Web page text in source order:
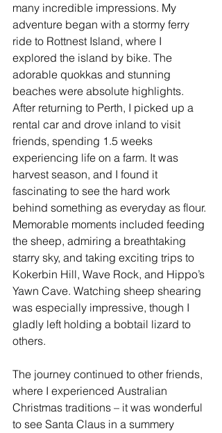
many incredible impressions. My
adventure began with a stormy ferry
ride to Rottnest Island, where I
explored the island by bike. The
adorable quokkas and stunning
beaches were absolute highlights.
After returning to Perth, I picked up a
rental car and drove inland to visit
friends, spending 1.5 weeks
experiencing life on a farm. It was
harvest season, and I found it
fascinating to see the hard work
behind something as everyday as flour.
Memorable moments included feeding
the sheep, admiring a breathtaking
starry sky, and taking exciting trips to
Kokerbin Hill, Wave Rock, and Hippo’s
Yawn Cave. Watching sheep shearing
was especially impressive, though I
gladly left holding a bobtail lizard to
others.
The journey continued to other friends,
where I experienced Australian
Christmas traditions – it was wonderful
to see Santa Claus in a summery